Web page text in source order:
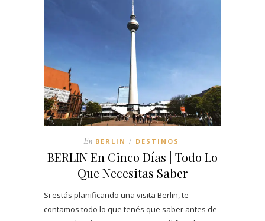
En BERLIN / DESTINOS
BERLIN En Cinco Días | Todo Lo
Que Necesitas Saber
Si estás planificando una visita Berlin, te
contamos todo lo que tenés que saber antes de